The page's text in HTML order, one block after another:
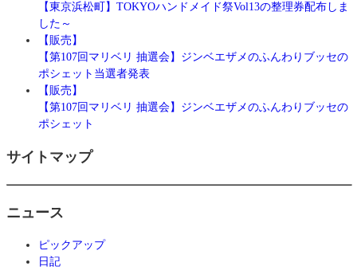
【東京浜松町】TOKYOハンドメイド祭Vol13の整理券配布しま
した～
【販売】
【第107回マリベリ 抽選会】ジンベエザメのふんわりブッセの
ポシェット当選者発表
【販売】
【第107回マリベリ 抽選会】ジンベエザメのふんわりブッセの
ポシェット
サイトマップ
ニュース
ピックアップ
日記